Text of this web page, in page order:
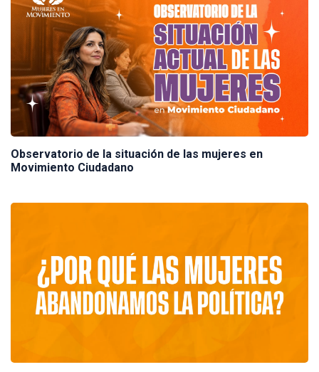
Observatorio de la situación de las mujeres en
Movimiento Ciudadano